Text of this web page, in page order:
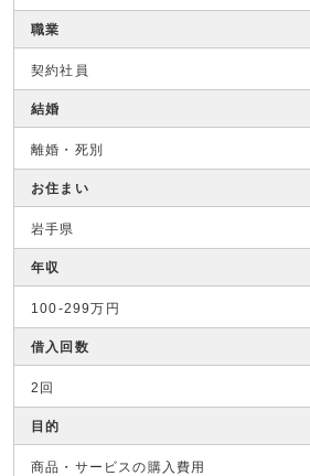
職業
契約社員
結婚
離婚・死別
お住まい
岩手県
年収
100-299万円
借入回数
2回
目的
商品・サービスの購入費用